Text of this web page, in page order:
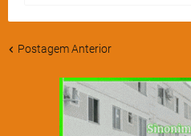
Postagem Anterior